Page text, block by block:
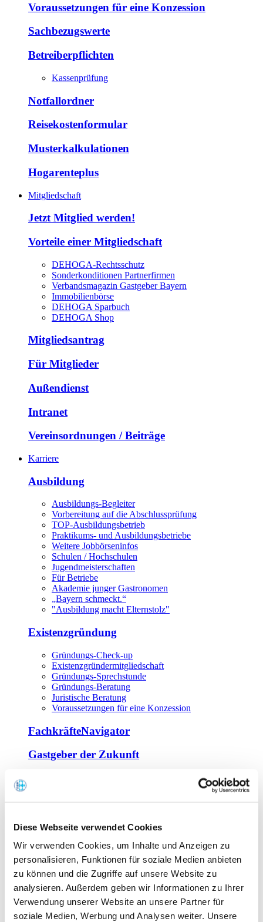
Diese Webseite verwendet Cookies
Wir verwenden Cookies, um Inhalte und Anzeigen zu
personalisieren, Funktionen für soziale Medien anbieten
zu können und die Zugriffe auf unsere Website zu
analysieren. Außerdem geben wir Informationen zu Ihrer
Verwendung unserer Website an unsere Partner für
soziale Medien, Werbung und Analysen weiter. Unsere
Voraussetzungen für eine Konzession
Sachbezugswerte
Betreiberpflichten
Kassenprüfung
Notfallordner
Reisekostenformular
Musterkalkulationen
Hogarenteplus
Mitgliedschaft
Jetzt Mitglied werden!
Vorteile einer Mitgliedschaft
DEHOGA-Rechtsschutz
Sonderkonditionen Partnerfirmen
Verbandsmagazin Gastgeber Bayern
Immobilienbörse
DEHOGA Sparbuch
DEHOGA Shop
Mitgliedsantrag
Für Mitglieder
Außendienst
Intranet
Vereinsordnungen / Beiträge
Karriere
Ausbildung
Ausbildungs-Begleiter
Vorbereitung auf die Abschlussprüfung
TOP-Ausbildungsbetrieb
Praktikums- und Ausbildungsbetriebe
Weitere Jobbörseninfos
Schulen / Hochschulen
Jugendmeisterschaften
Für Betriebe
Akademie junger Gastronomen
„Bayern schmeckt.“
"Ausbildung macht Elternstolz"
Existenzgründung
Gründungs-Check-up
Existenzgründermitgliedschaft
Gründungs-Sprechstunde
Gründungs-Beratung
Juristische Beratung
Voraussetzungen für eine Konzession
FachkräfteNavigator
Gastgeber der Zukunft
Offene Seminare
Tagen im Palais
Wirte-und Unternehmerbrief
Lernplattform BOUNTI
Partner
Branchennahe Organisationen